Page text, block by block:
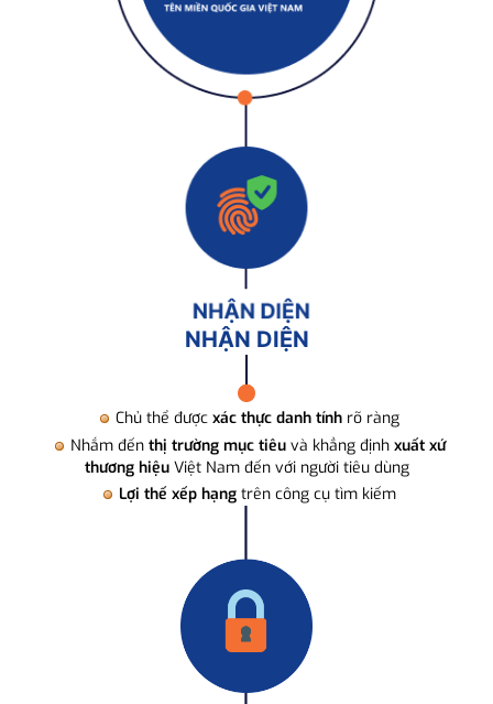
NHẬN DIỆN
Chủ thể được xác thực danh tính rõ ràng
Nhắm đến thị trường mục tiêuvà khẳng định xuất xứ
thương hiệuViệt Nam đến với người tiêu dùng
Lợi thế xếp hạng trên công cụ tìm kiếm